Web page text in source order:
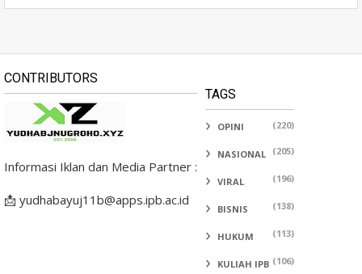
CONTRIBUTORS
Informasi Iklan dan Media Partner :
📩 yudhabayuj11b@apps.ipb.ac.id
TAGS
OPINI (220)
NASIONAL (205)
VIRAL (196)
BISNIS (138)
HUKUM (113)
KULIAH IPB (106)